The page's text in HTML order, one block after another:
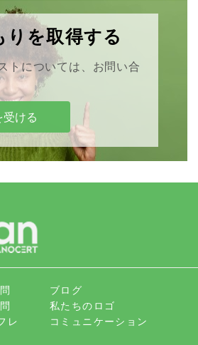
りを取得する
トについては、お問い合
受ける
レ
ブログ
私たちのロゴ
コミュニケーション